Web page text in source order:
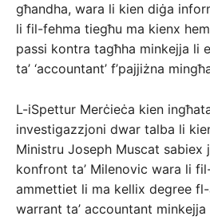
għandha, wara li kien diġa
li fil-fehma tiegħu ma kienx
passi kontra tagħha minkejja li
ta’ ‘accountant’ f’pajjiżna
L-iSpettur Merċieċa kien
investigazzjoni dwar talba li
Ministru Joseph Muscat
konfront ta’ Milenovic wara li
ammettiet li ma kellix degree
warrant ta’ accountant